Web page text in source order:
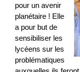
pour un avenir
planétaire ! Elle
a pour but de
sensibiliser les
lycéens sur les
problématiques